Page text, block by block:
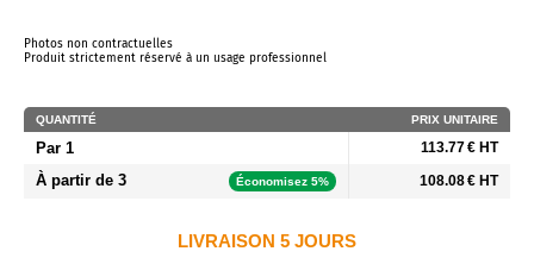
Photos non contractuelles
Produit strictement réservé à un usage professionnel
QUANTITÉ PRIX UNITAIRE
Par 1 113.77 € HT
À partir de 3 Économisez 5% 108.08 € HT
LIVRAISON 5 JOURS